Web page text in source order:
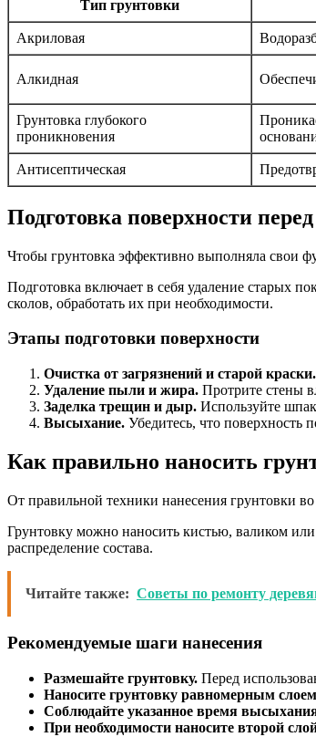
Тип грунтовки
Акриловая
Алкидная
Грунтовка глубокого
проникновения
Антисептическая
Подготовка поверхности
Чтобы грунтовка эффективно выполняла свои
Подготовка включает в себя удаление старых
сколов, обработать их при необходимости.
Этапы подготовки поверхности
Очистка от загрязнений и старой краски.
Удаление пыли и жира. Протрите стены
Заделка трещин и дыр. Используйте
Высыхание. Убедитесь, что поверхность
Как правильно наносить
От правильной техники нанесения грунтовки
Грунтовку можно наносить кистью, валиком
распределение состава.
Читайте также: Советы по ремонту
Рекомендуемые шаги нанесения
Размешайте грунтовку. Перед
Наносите грунтовку равномерным
Соблюдайте указанное время
При необходимости наносите второй